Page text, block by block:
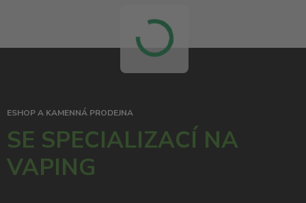
ESHOP A KAMENNÁ PRODEJNA
SE SPECIALIZACÍ NA
VAPING